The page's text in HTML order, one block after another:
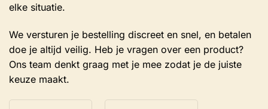
elke situatie.
We versturen je bestelling discreet en snel, en betalen
doe je altijd veilig. Heb je vragen over een product?
Ons team denkt graag met je mee zodat je de juiste
keuze maakt.